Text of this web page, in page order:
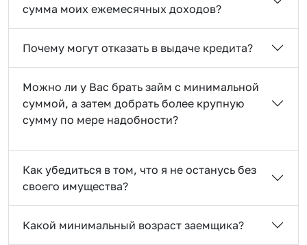
сумма моих ежемесячных доходов?
Почему могут отказать в выдаче кредита?
Можно ли у Вас брать займ с минимальной
суммой, а затем добрать более крупную
сумму по мере надобности?
Как убедиться в том, что я не останусь без
своего имущества?
Какой минимальный возраст заемщика?